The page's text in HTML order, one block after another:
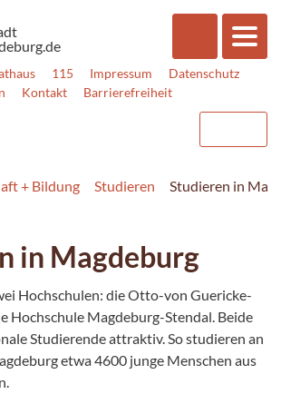
115 Impressum
Datenschutz
Kontakt Barrierefreiheit
+ Bildung Studieren Studieren in
in Magdeburg
Hochschulen: die Otto-von Guericke-
Hochschule Magdeburg-Stendal. Beide
Studierende attraktiv. So studieren an
etwa 4600 junge Menschen aus